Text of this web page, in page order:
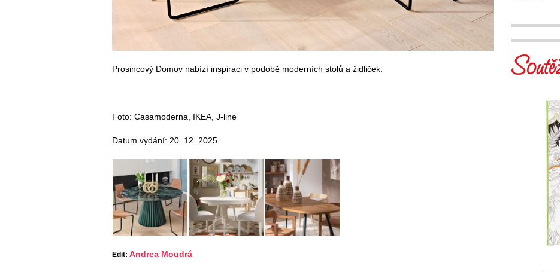
Prosincový Domov nabízí inspiraci v podobě moderních stolů a židliček.
Foto: Casamoderna, IKEA, J-line
Datum vydání: 20. 12. 2025
Edit: Andrea Moudrá